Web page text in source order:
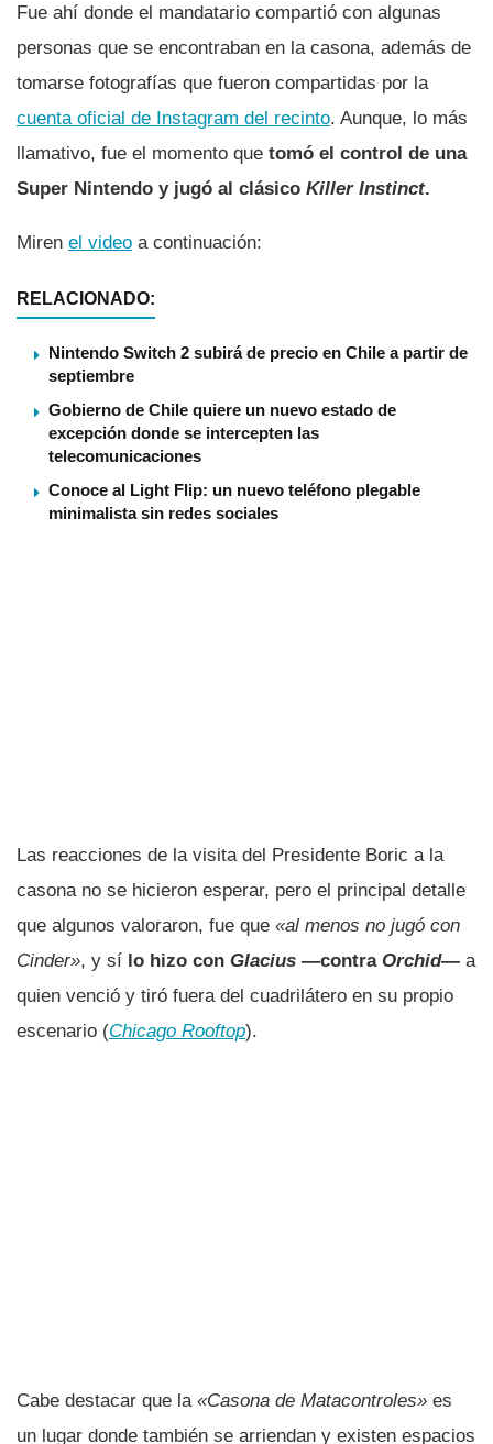
Fue ahí donde el mandatario compartió con algunas
personas que se encontraban en la casona, además de
tomarse fotografías que fueron compartidas por la
cuenta oficial de Instagram del recinto. Aunque, lo más
llamativo, fue el momento que tomó el control de una
Super Nintendo y jugó al clásico Killer Instinct.
Miren el video a continuación:
RELACIONADO:
Nintendo Switch 2 subirá de precio en Chile a partir de
septiembre
Gobierno de Chile quiere un nuevo estado de
excepción donde se intercepten las
telecomunicaciones
Conoce al Light Flip: un nuevo teléfono plegable
minimalista sin redes sociales
Las reacciones de la visita del Presidente Boric a la
casona no se hicieron esperar, pero el principal detalle
que algunos valoraron, fue que «al menos no jugó con
Cinder», y sí lo hizo con Glacius —contra Orchid— a
quien venció y tiró fuera del cuadrilátero en su propio
escenario (Chicago Rooftop).
Cabe destacar que la «Casona de Matacontroles» es
un lugar donde también se arriendan y existen espacios